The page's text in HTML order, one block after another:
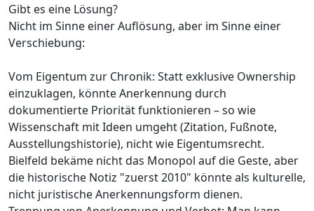
Gibt es eine Lösung?
Nicht im Sinne einer Auflösung, aber im Sinne einer
Verschiebung:
Vom Eigentum zur Chronik: Statt exklusive Ownership
einzuklagen, könnte Anerkennung durch
dokumentierte Priorität funktionieren – so wie
Wissenschaft mit Ideen umgeht (Zitation, Fußnote,
Ausstellungshistorie), nicht wie Eigentumsrecht.
Bielfeld bekäme nicht das Monopol auf die Geste, aber
die historische Notiz "zuerst 2010" könnte als kulturelle,
nicht juristische Anerkennungsform dienen.